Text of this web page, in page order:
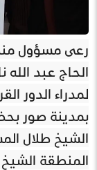
رعى مسؤول
الحاج عبد الله
لمدراء الدور
بمدينة صور
الشيخ طلال
المنطقة